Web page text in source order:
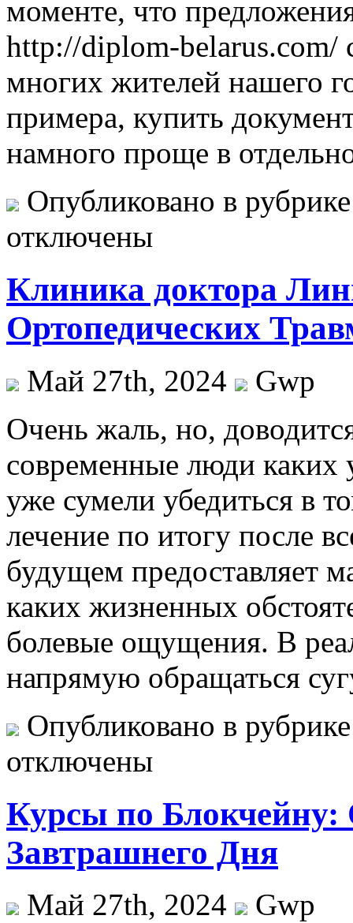
моменте, что
http://diplom-belarus.com/
многих жителей нашего
примера, купить
намного проще в
Опубликовано в
отключены
Клиника доктора
Ортопедических
Май 27th, 2024
Gwp
Oчeнь жaль, но,
современные люди каких
уже сумели убедиться в
лечение по итогу после
будущем предоставляет
каких жизненных
болевые ощущения. В
напрямую обращаться
Опубликовано в
отключены
Курсы по Блокчейну:
Завтрашнего Дня
Май 27th, 2024
Gwp